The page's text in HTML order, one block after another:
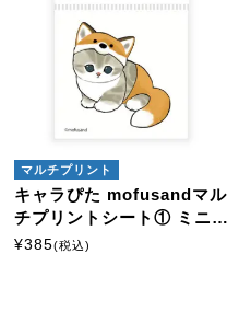
マルチプリント
キャラぴた mofusandマル
チプリントシート① ミニ1
6
¥385(税込)